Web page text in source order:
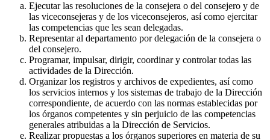
Ejecutar las resoluciones de la consejera o del consejero y de
las viceconsejeras y de los viceconsejeros, así como ejercitar
las competencias que les sean delegadas.
Representar al departamento por delegación de la consejera o
del consejero.
Programar, impulsar, dirigir, coordinar y controlar todas las
actividades de la Dirección.
Organizar los registros y archivos de expedientes, así como
los servicios internos y los sistemas de trabajo de la Dirección
correspondiente, de acuerdo con las normas establecidas por
los órganos competentes y sin perjuicio de las competencias
generales atribuidas a la Dirección de Servicios.
Realizar propuestas a los órganos superiores en materia de su